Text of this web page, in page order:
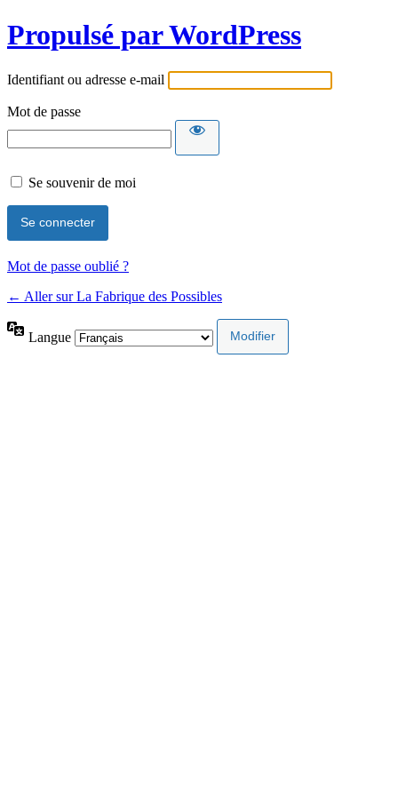
Propulsé par WordPress
Identifiant ou adresse e-mail
Mot de passe
Se souvenir de moi
Mot de passe oublié ?
← Aller sur La Fabrique des Possibles
Langue